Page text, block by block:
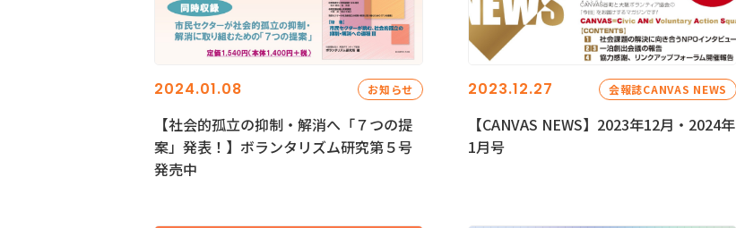
2024.01.08 お知らせ
【社会的孤立の抑制・解消へ「７つの提
案」発表！】ボランタリズム研究第５号
発売中
2023.12.27 会報誌CANVAS NEWS
【CANVAS NEWS】2023年12月・2024年
1月号